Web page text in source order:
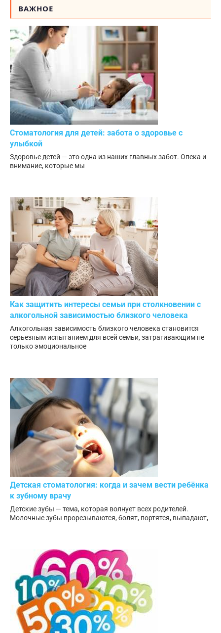
ВАЖНОЕ
Стоматология для детей: забота о здоровье с
улыбкой
Здоровье детей — это одна из наших главных забот. Опека и
внимание, которые мы
Как защитить интересы семьи при столкновении с
алкогольной зависимостью близкого человека
Алкогольная зависимость близкого человека становится
серьезным испытанием для всей семьи, затрагивающим не
только эмоциональное
Детская стоматология: когда и зачем вести ребёнка
к зубному врачу
Детские зубы — тема, которая волнует всех родителей.
Молочные зубы прорезываются, болят, портятся, выпадают,